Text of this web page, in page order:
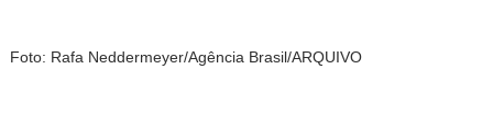
Foto: Rafa Neddermeyer/Agência Brasil/ARQUIVO